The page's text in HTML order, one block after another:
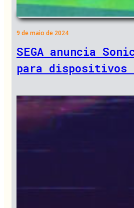
9 de maio de 2024
SEGA anuncia
para dispositivos